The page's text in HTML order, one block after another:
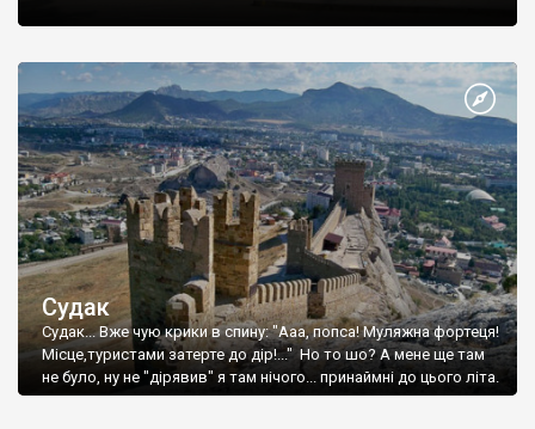
Судак
Судак... Вже чую крики в спину: "Ааа, попса! Муляжна фортеця!
Місце,туристами затерте до дір!..." Но то шо? А мене ще там
не було, ну не "дірявив" я там нічого... принаймні до цього літа.